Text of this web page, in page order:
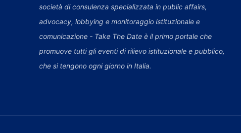
società di consulenza specializzata in public affairs,
advocacy, lobbying e monitoraggio istituzionale e
comunicazione - Take The Date è il primo portale che
promuove tutti gli eventi di rilievo istituzionale e pubblico,
che si tengono ogni giorno in Italia.